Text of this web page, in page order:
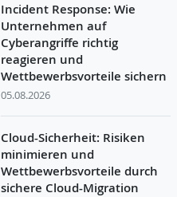
Incident Response: Wie
Unternehmen auf
Cyberangriffe richtig
reagieren und
Wettbewerbsvorteile sichern
05.08.2026
Cloud-Sicherheit: Risiken
minimieren und
Wettbewerbsvorteile durch
sichere Cloud-Migration